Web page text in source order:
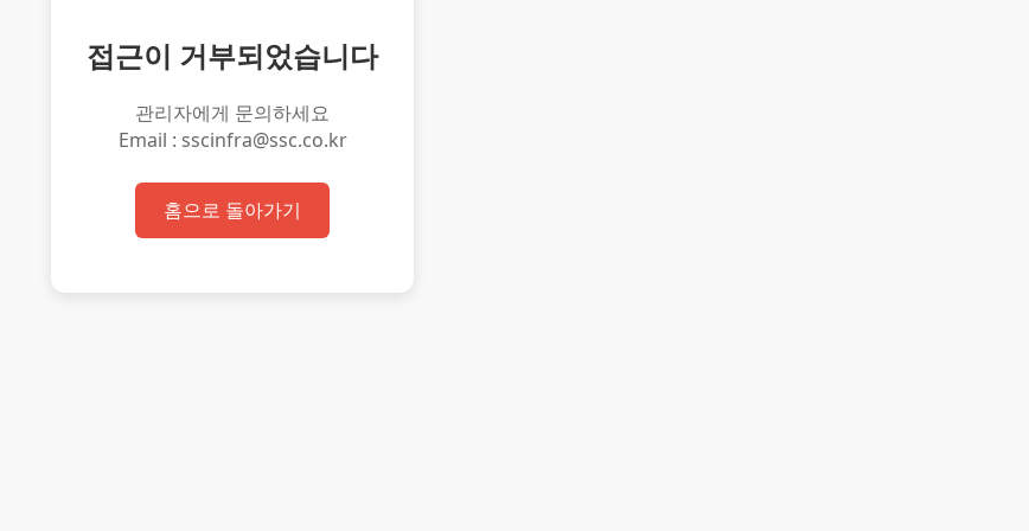
접근이 거부되었습니다
관리자에게 문의하세요
Email : sscinfra@ssc.co.kr
홈으로 돌아가기